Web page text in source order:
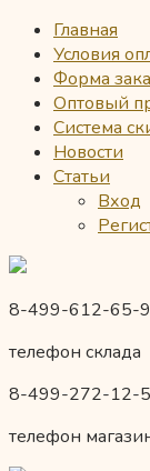
Главная
Условия
Форма
Оптовый
Система
Новости
Статьи
Вход
8-499-612-65-
телефон склада
8-499-272-12-
телефон